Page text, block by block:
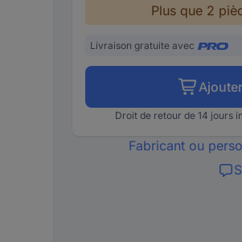
Plus que 2
Livraison gratuite avec
Droit de retour de 14 jours
Fabricant ou